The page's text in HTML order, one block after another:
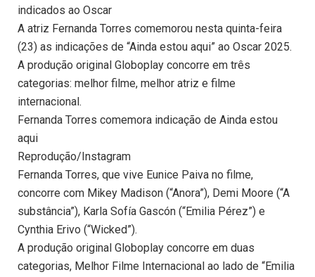
indicados ao Oscar
A atriz Fernanda Torres comemorou nesta quinta-feira
(23) as indicações de “Ainda estou aqui” ao Oscar 2025.
A produção original Globoplay concorre em três
categorias: melhor filme, melhor atriz e filme
internacional.
Fernanda Torres comemora indicação de Ainda estou
aqui
Reprodução/Instagram
Fernanda Torres, que vive Eunice Paiva no filme,
concorre com Mikey Madison (“Anora”), Demi Moore (“A
substância”), Karla Sofía Gascón (“Emilia Pérez”) e
Cynthia Erivo (“Wicked”).
A produção original Globoplay concorre em duas
categorias, Melhor Filme Internacional ao lado de “Emilia